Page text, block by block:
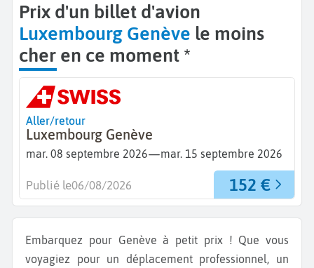
Prix d'un billet d'avion
Luxembourg Genève le moins
cher en ce moment *
Aller/retour
Luxembourg Genève
mar. 08 septembre 2026—mar. 15 septembre 2026
152 €
Publié le06/08/2026
Embarquez pour Genève à petit prix ! Que vous
voyagiez pour un déplacement professionnel, un